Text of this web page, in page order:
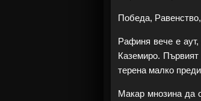
Победа,
Рафиня вече е
Каземиро.
терена малко
Макар мнозина да